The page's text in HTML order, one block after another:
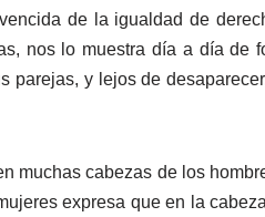
de la igualdad de
nos lo muestra día a día de
y lejos de
muchas cabezas de los
expresa que en la